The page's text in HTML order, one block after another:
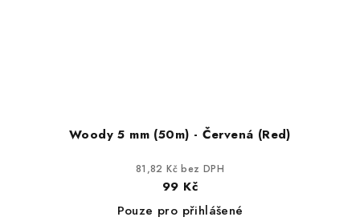
Woody 5 mm (50m) - Červená (Red)
81,82 Kč bez DPH
99 Kč
Pouze pro přihlášené